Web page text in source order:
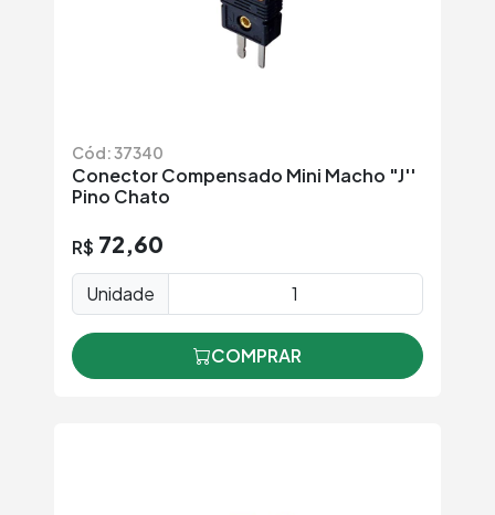
Cód: 37340
Conector Compensado Mini Macho "J''
Pino Chato
R$ 72,60
Unidade
COMPRAR